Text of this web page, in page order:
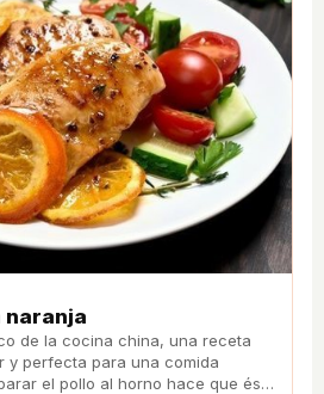
naranja
de la cocina china, una receta
y perfecta para una comida
el pollo al horno hace que éste